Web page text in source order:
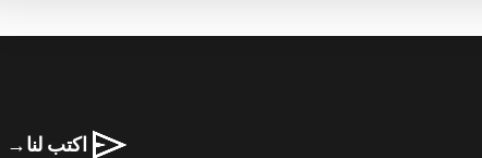
اكتب لنا→